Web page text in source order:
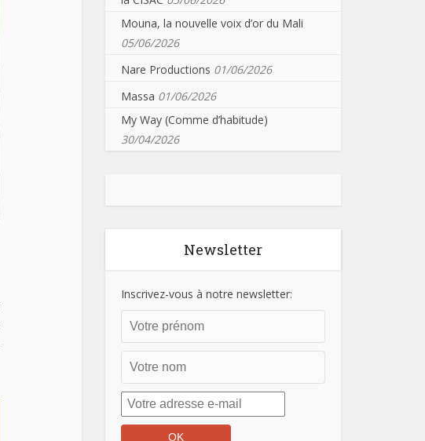
Mouna, la nouvelle voix d’or du Mali
05/06/2026
Nare Productions 01/06/2026
Massa 01/06/2026
My Way (Comme d’habitude)
30/04/2026
Newsletter
Inscrivez-vous à notre newsletter: